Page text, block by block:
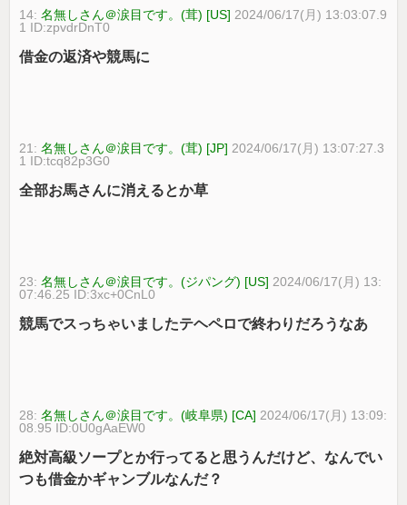
14:名無しさん＠涙目です。(茸) [US] 2024/06/17(月) 13:03:07.9
1 ID:zpvdrDnT0
借金の返済や競馬に
21:名無しさん＠涙目です。(茸) [JP] 2024/06/17(月) 13:07:27.3
1 ID:tcq82p3G0
全部お馬さんに消えるとか草
23:名無しさん＠涙目です。(ジパング) [US] 2024/06/17(月) 13:
07:46.25 ID:3xc+0CnL0
競馬でスっちゃいましたテヘペロで終わりだろうなあ
28:名無しさん＠涙目です。(岐阜県) [CA] 2024/06/17(月) 13:09:
08.95 ID:0U0gAaEW0
絶対高級ソープとか行ってると思うんだけど、なんでい
つも借金かギャンブルなんだ？